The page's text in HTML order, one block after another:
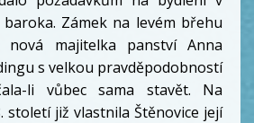
Zámek na levém břehu
majitelka panství Anna
s velkou pravděpodobností
li vůbec sama stavět. Na
století již vlastnila Štěnovice její